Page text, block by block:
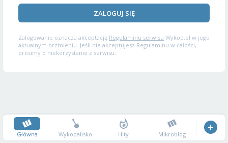
ZALOGUJ SIĘ
Zalogowanie oznacza akceptację Regulaminu serwisu Wykop.pl w jego
aktualnym brzmieniu. Jeśli nie akceptujesz Regulaminu w całości,
prosimy o niekorzystanie z serwisu.
Główna Wykopalisko Hity Mikroblog